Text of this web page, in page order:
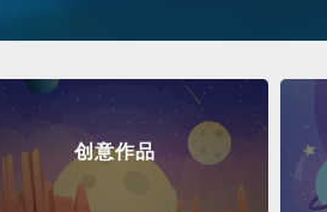
创意作品